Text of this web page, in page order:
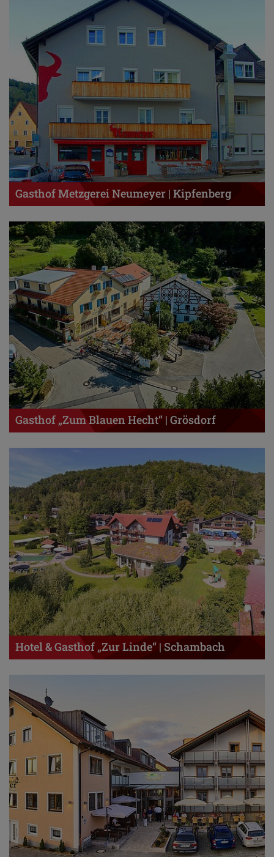
Gasthof Metzgerei Neumeyer | Kipfenberg
Gasthof „Zum Blauen Hecht“ | Grösdorf
Hotel & Gasthof „Zur Linde“ | Schambach